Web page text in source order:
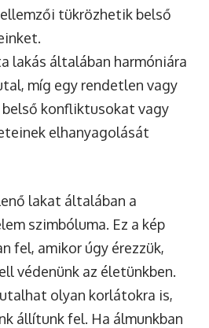
tükrözhetik belső
lakás általában harmóniára
míg egy rendetlen vagy
konfliktusokat vagy
elhanyagolását
lakat általában a
szimbóluma. Ez a kép
fel, amikor úgy érezzük,
védenünk az életünkben.
olyan korlátokra is,
állítunk fel. Ha álmunkban